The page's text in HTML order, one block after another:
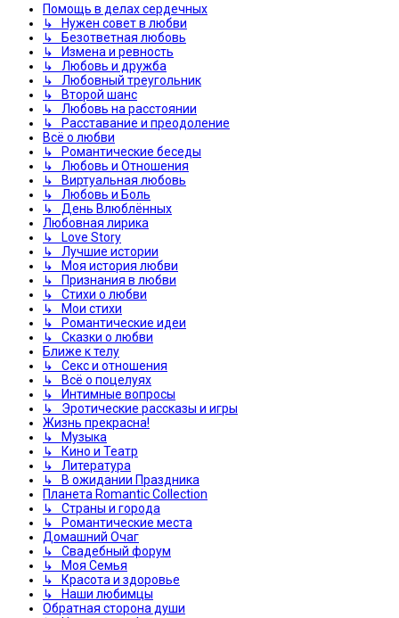
Помощь в делах сердечных
↳ Нужен совет в любви
↳ Безответная любовь
↳ Измена и ревность
↳ Любовь и дружба
↳ Любовный треугольник
↳ Второй шанс
↳ Любовь на расстоянии
↳ Расставание и преодоление
Всё о любви
↳ Романтические беседы
↳ Любовь и Отношения
↳ Виртуальная любовь
↳ Любовь и Боль
↳ День Влюблённых
Любовная лирика
↳ Love Story
↳ Лучшие истории
↳ Моя история любви
↳ Признания в любви
↳ Стихи о любви
↳ Мои стихи
↳ Романтические идеи
↳ Сказки о любви
Ближе к телу
↳ Секс и отношения
↳ Всё о поцелуях
↳ Интимные вопросы
↳ Эротические рассказы и игры
Жизнь прекрасна!
↳ Музыка
↳ Кино и Театр
↳ Литература
↳ В ожидании Праздника
Планета Romantic Collection
↳ Страны и города
↳ Романтические места
Домашний Очаг
↳ Свадебный форум
↳ Моя Семья
↳ Красота и здоровье
↳ Наши любимцы
Обратная сторона души